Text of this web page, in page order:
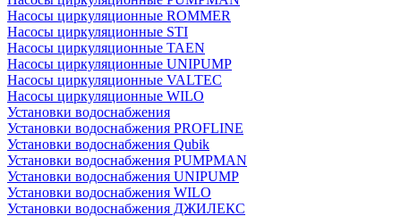
Насосы циркуляционные ROMMER
Насосы циркуляционные STI
Насосы циркуляционные TAEN
Насосы циркуляционные UNIPUMP
Насосы циркуляционные VALTEC
Насосы циркуляционные WILO
Установки водоснабжения
Установки водоснабжения PROFLINE
Установки водоснабжения Qubik
Установки водоснабжения PUMPMAN
Установки водоснабжения UNIPUMP
Установки водоснабжения WILO
Установки водоснабжения ДЖИЛЕКС